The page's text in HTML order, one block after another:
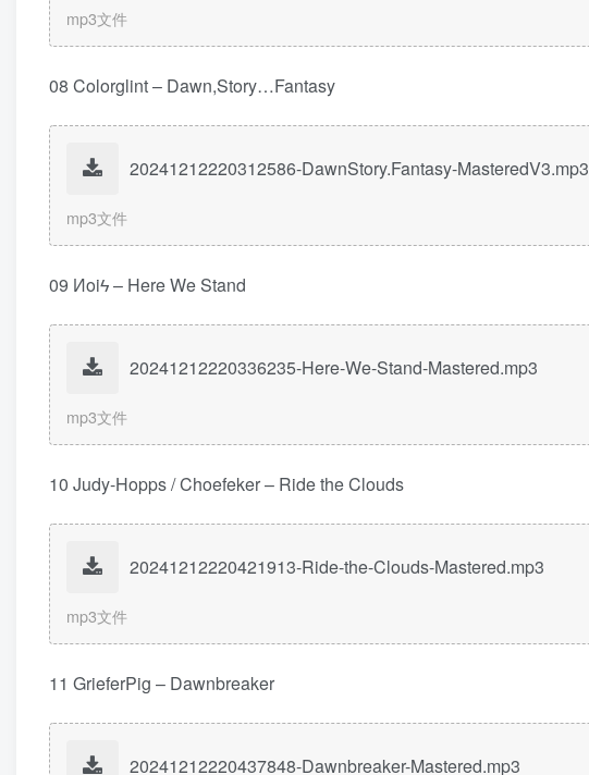
mp3文件
08 Colorglint – Dawn,Story…Fantasy
20241212220312586-DawnStory.Fantasy-MasteredV3.mp3
mp3文件
09 Иoiϟ – Here We Stand
20241212220336235-Here-We-Stand-Mastered.mp3
mp3文件
10 Judy-Hopps / Choefeker – Ride the Clouds
20241212220421913-Ride-the-Clouds-Mastered.mp3
mp3文件
11 GrieferPig – Dawnbreaker
20241212220437848-Dawnbreaker-Mastered.mp3